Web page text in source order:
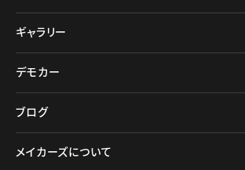
ギャラリー
デモカー
ブログ
メイカーズについて